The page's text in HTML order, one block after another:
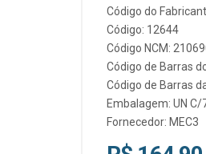
Código do
Código: 12644
Código NCM:
Código de Barras
Código de Barras
Embalagem: UN C/
Fornecedor: MEC3